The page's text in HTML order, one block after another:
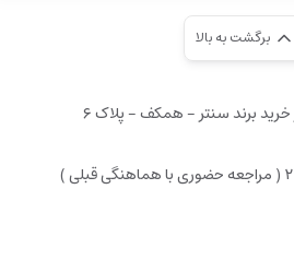
برگشت به بالا
خرید برند سنتر - همکف - پلاک ۶